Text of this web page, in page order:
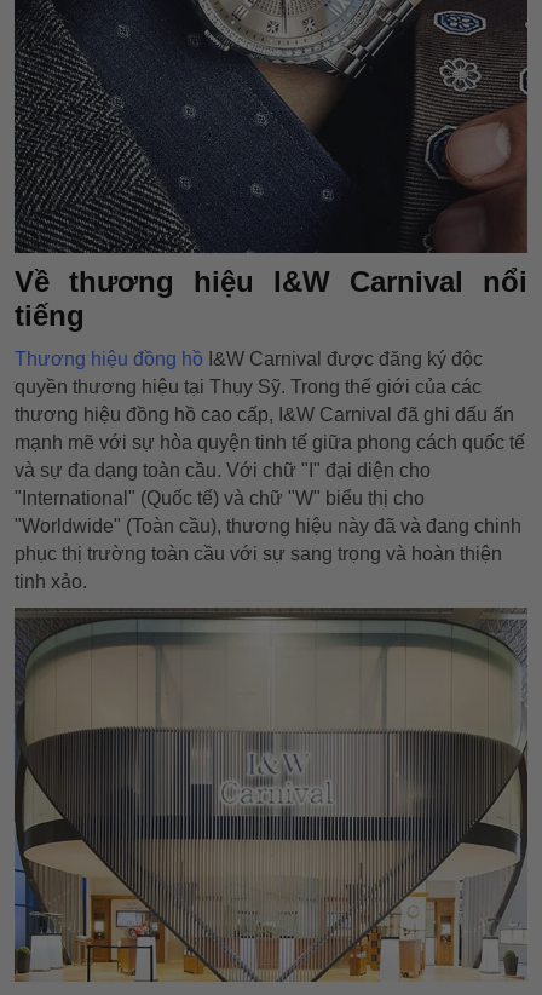
Về thương hiệu I&W Carnival nổi
tiếng
Thương hiệu đồng hồ I&W Carnival được đăng ký độc
quyền thương hiệu tại Thụy Sỹ. Trong thế giới của các
thương hiệu đồng hồ cao cấp, I&W Carnival đã ghi dấu ấn
mạnh mẽ với sự hòa quyện tinh tế giữa phong cách quốc tế
và sự đa dạng toàn cầu. Với chữ "I" đại diện cho
"International" (Quốc tế) và chữ "W" biểu thị cho
"Worldwide" (Toàn cầu), thương hiệu này đã và đang chinh
phục thị trường toàn cầu với sự sang trọng và hoàn thiện
tinh xảo.